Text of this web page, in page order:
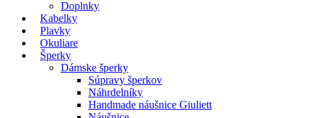
Doplnky
Kabelky
Plavky
Okuliare
Šperky
Dámske šperky
Súpravy šperkov
Náhrdelníky
Handmade náušnice Giuliett